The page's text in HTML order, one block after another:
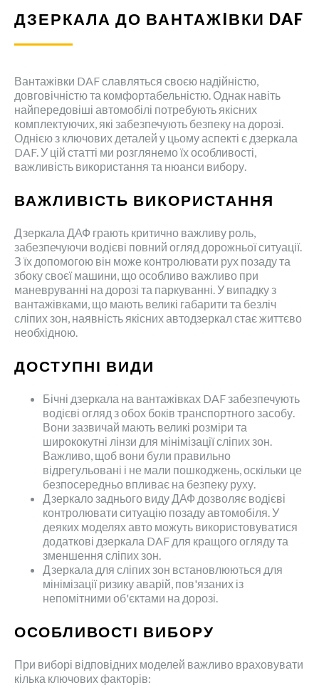
ДЗЕРКАЛА ДО ВАНТАЖIВКИ DAF
Вантажівки DAF славляться своєю надійністю,
довговічністю та комфортабельністю. Однак навіть
найпередовіші автомобілі потребують якісних
комплектуючих, які забезпечують безпеку на дорозі.
Однією з ключових деталей у цьому аспекті є дзеркала
DAF. У цій статті ми розглянемо їх особливості,
важливість використання та нюанси вибору.
ВАЖЛИВІСТЬ ВИКОРИСТАННЯ
Дзеркала ДАФ грають критично важливу роль,
забезпечуючи водієві повний огляд дорожньої ситуації.
З їх допомогою він може контролювати рух позаду та
збоку своєї машини, що особливо важливо при
маневруванні на дорозі та паркуванні. У випадку з
вантажівками, що мають великі габарити та безліч
сліпих зон, наявність якісних автодзеркал стає життєво
необхідною.
ДОСТУПНІ ВИДИ
Бічні дзеркала на вантажівках DAF забезпечують
водієві огляд з обох боків транспортного засобу.
Вони зазвичай мають великі розміри та
ширококутні лінзи для мінімізації сліпих зон.
Важливо, щоб вони були правильно
відрегульовані і не мали пошкоджень, оскільки це
безпосередньо впливає на безпеку руху.
Дзеркало заднього виду ДАФ дозволяє водієві
контролювати ситуацію позаду автомобіля. У
деяких моделях авто можуть використовуватися
додаткові дзеркала DAF для кращого огляду та
зменшення сліпих зон.
Дзеркала для сліпих зон встановлюються для
мінімізації ризику аварій, пов'язаних із
непомітними об'єктами на дорозі.
ОСОБЛИВОСТІ ВИБОРУ
При виборі відповідних моделей важливо враховувати
кілька ключових факторів: